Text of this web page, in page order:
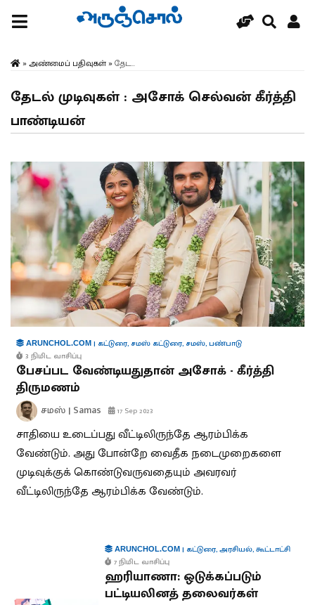
» அண்மைப் பதிவுகள்» தேட...
தேடல் முடிவுகள் : அசோக் செல்வன் கீர்த்தி
பாண்டியன்
ARUNCHOL.COM | கட்டுரை, சமஸ் கட்டுரை, சமஸ்,பண்பாடு
3 நிமிட வாசிப்பு
பேசப்பட வேண்டியதுதான் அசோக் - கீர்த்தி
திருமணம்
சமஸ் | Samas 17 Sep 2023
சாதியை உடைப்பது வீட்டிலிருந்தே ஆரம்பிக்க
வேண்டும். அது போன்றே வைதீக நடைமுறைகளை
முடிவுக்குக் கொண்டுவருவதையும் அவரவர்
வீட்டிலிருந்தே ஆரம்பிக்க வேண்டும்.
ARUNCHOL.COM| கட்டுரை,அரசியல்,கூட்டாட்சி
7 நிமிட வாசிப்பு
ஹரியாணா: ஒடுக்கப்படும்
பட்டியலினத் தலைவர்கள்